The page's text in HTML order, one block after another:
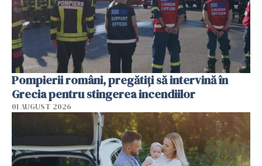
Pompierii români, pregătiţi să intervină în
Grecia pentru stingerea incendiilor
01 AUGUST 2026